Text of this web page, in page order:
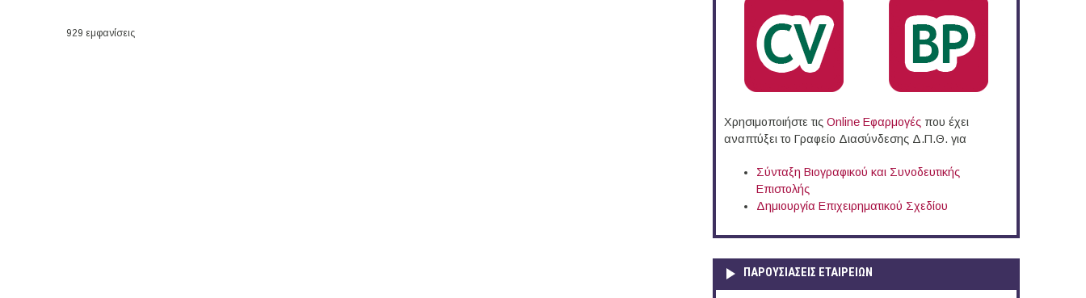
929 εμφανίσεις
Χρησιμοποιήστε τις Online Eφαρμογές που έχει
αναπτύξει το Γραφείο Διασύνδεσης Δ.Π.Θ. για
Σύνταξη Βιογραφικού και Συνοδευτικής
Επιστολής
Δημιουργία Επιχειρηματικού Σχεδίου
ΠΑΡΟΥΣΙΆΣΕΙΣ ΕΤΑΙΡΕΙΏΝ